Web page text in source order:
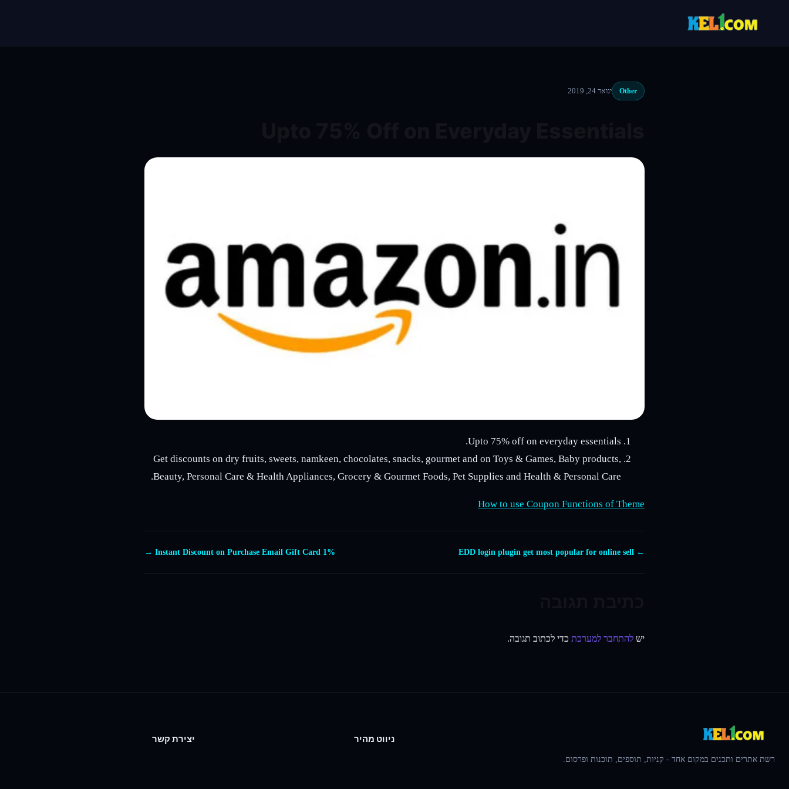
Other ינואר 24, 2019
Upto 75% off on everyday essentials.
Get discounts on dry fruits, sweets, namkeen, chocolates, snacks, gourmet and on Toys & Games, Baby products,
Beauty, Personal Care & Health Appliances, Grocery & Gourmet Foods, Pet Supplies and Health & Personal Care.
How to use Coupon Functions of Theme
← EDD login plugin get most popular for online sell
1% Instant Discount on Purchase Email Gift Card →
יש להתחבר למערכת כדי לכתוב תגובה.
רשת אתרים ותכנים במקום אחד - קניות, תוספים, תוכנות ופרסום.
ניווט מהיר יצירת קשר